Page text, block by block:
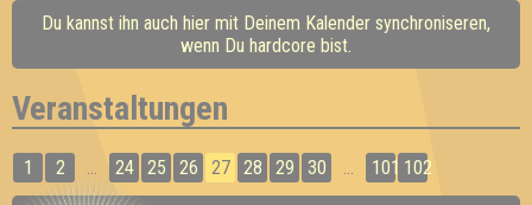
Du kannst ihn auch hier mit Deinem Kalender synchroniseren,
wenn Du hardcore bist.
Veranstaltungen
1 2 ... 24 25 26 27 28 29 30 ... 101 102